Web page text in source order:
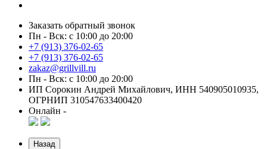
Заказать обратный звонок
Пн - Вск: с 10:00 до 20:00
+7 (913) 376-02-65
+7 (913) 376-02-65
zakaz@grillvill.ru
Пн - Вск: с 10:00 до 20:00
ИП Сорокин Андрей Михайлович, ИНН 540905010935,
ОГРНИП 310547633400420
Онлайн -
Назад